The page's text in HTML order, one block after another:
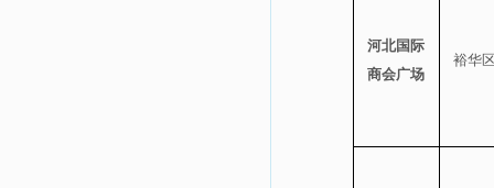
河北国际
商会广场
裕华